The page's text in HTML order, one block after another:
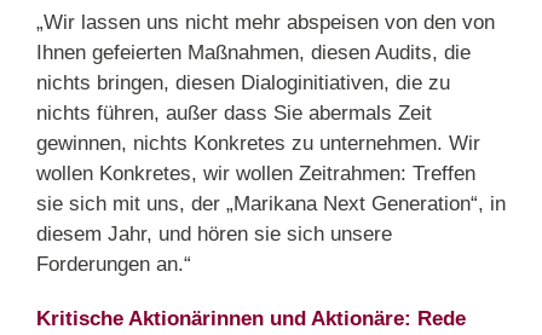
„Wir lassen uns nicht mehr abspeisen von den von
Ihnen gefeierten Maßnahmen, diesen Audits, die
nichts bringen, diesen Dialoginitiativen, die zu
nichts führen, außer dass Sie abermals Zeit
gewinnen, nichts Konkretes zu unternehmen. Wir
wollen Konkretes, wir wollen Zeitrahmen: Treffen
sie sich mit uns, der „Marikana Next Generation“, in
diesem Jahr, und hören sie sich unsere
Forderungen an.“
Kritische Aktionärinnen und Aktionäre: Rede